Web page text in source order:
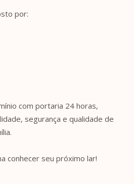
por:
com portaria 24 horas,
segurança e qualidade de
conhecer seu próximo lar!